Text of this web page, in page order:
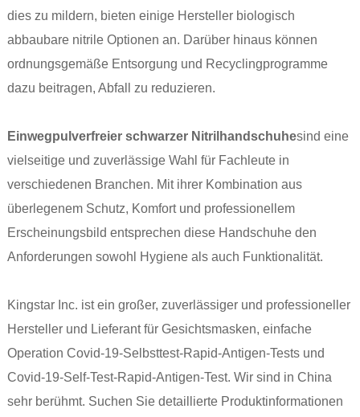
dies zu mildern, bieten einige Hersteller biologisch
abbaubare nitrile Optionen an. Darüber hinaus können
ordnungsgemäße Entsorgung und Recyclingprogramme
dazu beitragen, Abfall zu reduzieren.
Einwegpulverfreier schwarzer Nitrilhandschuhesind eine
vielseitige und zuverlässige Wahl für Fachleute in
verschiedenen Branchen. Mit ihrer Kombination aus
überlegenem Schutz, Komfort und professionellem
Erscheinungsbild entsprechen diese Handschuhe den
Anforderungen sowohl Hygiene als auch Funktionalität.
Kingstar Inc. ist ein großer, zuverlässiger und professioneller
Hersteller und Lieferant für Gesichtsmasken, einfache
Operation Covid-19-Selbsttest-Rapid-Antigen-Tests und
Covid-19-Self-Test-Rapid-Antigen-Test. Wir sind in China
sehr berühmt. Suchen Sie detaillierte Produktinformationen